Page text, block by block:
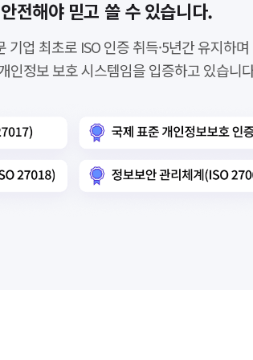
전해야 믿고 쓸 수 있습니다.
기업 최초로 ISO 인증 취득·5년간 유지하며
인정보 보호 시스템임을 입증하고 있습니